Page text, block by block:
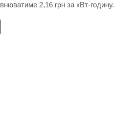
2,16 грн за кВт-годину.